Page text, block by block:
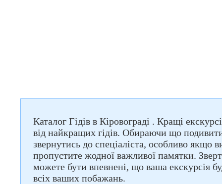
Каталог Гідів в Кіровограді . Кращі
від найкращих гідів. Обираючи що
звернутись до спеціаліста, особливо якщо
пропустите жодної важливої памятки.
можете бути впевнені, що ваша екскурсія
всіх ваших побажань.